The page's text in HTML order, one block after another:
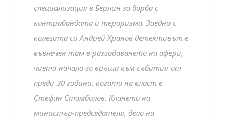
специализация в Берлин за борба с
контрабандата и тероризма. Заедно с
колегата си Андрей Хранов детективът е
въвлечен там в разгадаването на афери,
чието начало го връща към събития от
преди 30 години, когато на власт е
Стефан Стамболов. Клането на
министър-председателя, дело на